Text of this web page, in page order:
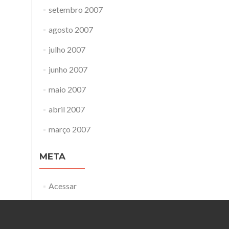
setembro 2007
agosto 2007
julho 2007
junho 2007
maio 2007
abril 2007
março 2007
META
Acessar